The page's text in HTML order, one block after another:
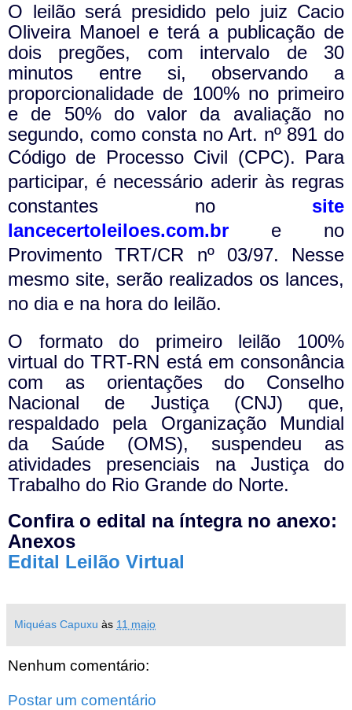
O leilão será presidido pelo juiz Cacio
Oliveira Manoel e terá a publicação de
dois pregões, com intervalo de 30
minutos entre si, observando a
proporcionalidade de 100% no primeiro
e de 50% do valor da avaliação no
segundo, como consta no Art. nº 891 do
Código de Processo Civil (CPC). Para
participar, é necessário aderir às regras
constantes no site
lancecertoleiloes.com.br e no
Provimento TRT/CR nº 03/97. Nesse
mesmo site, serão realizados os lances,
no dia e na hora do leilão.
O formato do primeiro leilão 100%
virtual do TRT-RN está em consonância
com as orientações do Conselho
Nacional de Justiça (CNJ) que,
respaldado pela Organização Mundial
da Saúde (OMS), suspendeu as
atividades presenciais na Justiça do
Trabalho do Rio Grande do Norte.
Confira o edital na íntegra no anexo:
Anexos
Edital Leilão Virtual
Miquéas Capuxu às 11 maio
Nenhum comentário:
Postar um comentário